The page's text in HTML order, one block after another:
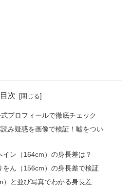
目次
プロフィールで徹底チェック
み疑惑を画像で検証！嘘をつい
イン（164cm）の身長差は？
をん（156cm）の身長差で検証
）と並び写真でわかる身長差